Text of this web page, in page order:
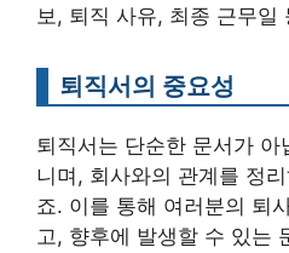
보, 퇴직 사유, 최종 근무일
퇴직서의 중요성
퇴직서는 단순한 문서가 아
니며, 회사와의 관계를 정
죠. 이를 통해 여러분의 퇴
고, 향후에 발생할 수 있는